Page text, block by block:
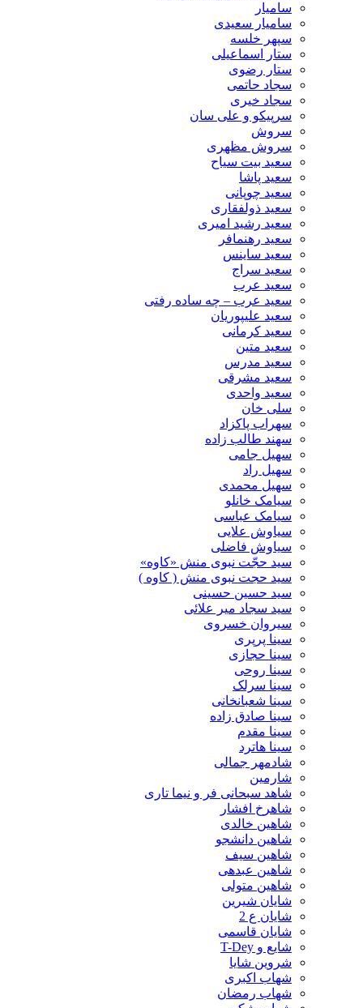
سامیار
سامیار سعیدی
سپهر خلسه
ستار اسماعیلی
ستار رضوی
سجاد حاتمی
سجاد خیری
سرپیکو و علی سان
سروش
سروش مظهری
سعید بیت سیاح
سعید پاشا
سعید چوپانی
سعید ذولفقاری
سعید رشید امیری
سعید رهنمافر
سعید ساینس
سعید سراج
سعید عرب
سعید عرب – چه ساده رفتی
سعید علیپوریان
سعید کرمانی
سعید متین
سعید مدرس
سعید مشرقی
سعید واحدی
سلی خان
سهراب پاکزاد
سهند طالب زاده
سهیل جامی
سهیل راد
سهیل محمدی
سیامک خانلو
سیامک عباسی
سیاوش علایی
سیاوش فاضلی
سید حجّت نبوی منش «کاوه»
سید حجت نبوی منش ( کاوه )
سید حسین حسینى
سید سجاد میر علائی
سیروان خسروی
سینا پرپری
سینا حجازی
سینا روحی
سینا سرلک
سینا شعبانخانی
سینا صادق زاده
سینا مقدم
سینا هاترد
شادمهر جمالی
شارمین
شاهد سبحانی فر و نیما تاری
شاهرخ افشار
شاهین خالدی
شاهین دانشجو
شاهین سیف
شاهین عبدهی
شاهین متولی
شایان شیرین
شایان ع 2
شایان قاسمی
شایع و T-Dey
شروین شایا
شهاب اکبری
شهاب رمضان